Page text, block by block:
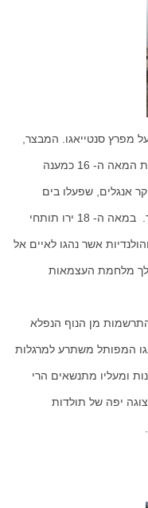
מפרץ סנטייאגו. המבצר,
שנמצא כ- 10 ק"מ מחוץ לעיר הוקם במחצית המאה ה- 16 כמענה
אנגלים, שפעלו בים
הקריבי ובזזו את הנמל, אוניות הסוחר והעיר. במאה ה- 18 ירו תותחי
אשר נהגו לאיים אל
מלחמת העצמאות
מן הנוף הנפלא
המפותל משתרע למרגלות
ומעליו מתנשאים הרי
יפה של תולדות